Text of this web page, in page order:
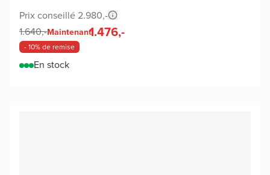
Prix conseillé 2.980,-
1.640,-Maintenant1.476,-
- 10% de remise
En stock